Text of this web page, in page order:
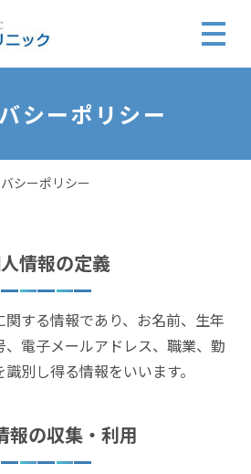
シーポリシー
シーポリシー
情報の定義
する情報であり、お名前、生年
、電子メールアドレス、職業、勤
別し得る情報をいいます。
報の収集・利用